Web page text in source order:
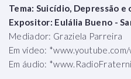
Tema: Suicídio, Depressão e
Expositor: Eulália Bueno -
Mediador: Graziela Parreira
Em vídeo:
Em áudio: